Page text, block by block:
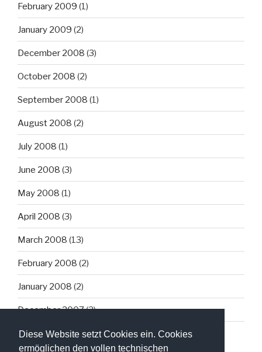
Diese Website setzt Cookies ein. Cookies
ermöglichen den vollen technischen
February 2009 (1)
January 2009 (2)
December 2008 (3)
October 2008 (2)
September 2008 (1)
August 2008 (2)
July 2008 (1)
June 2008 (3)
May 2008 (1)
April 2008 (3)
March 2008 (13)
February 2008 (2)
January 2008 (2)
December 2007(3)